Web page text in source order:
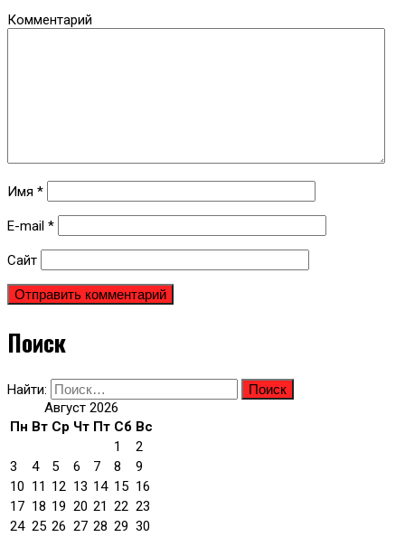
Комментарий
Имя *
E-mail *
Сайт
Поиск
Найти:
Август 2026
Пн Вт Ср Чт Пт Сб Вс
1
2
3
4 5 6 7 8
9
10 11 12 13 14 15 16
17 18 19 20 21 22 23
24 25 26 27 28 29 30